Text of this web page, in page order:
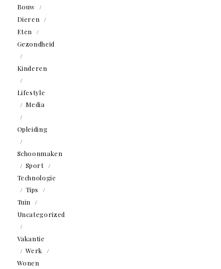
Bouw
Dieren
Eten
Gezondheid
Kinderen
Lifestyle
Media
Opleiding
Schoonmaken
Sport
Technologie
Tips
Tuin
Uncategorized
Vakantie
Werk
Wonen